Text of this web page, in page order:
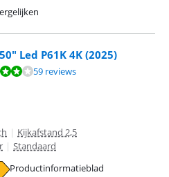
Led P61K 4K (2025)
op 59 reviews.
59 reviews
| Kijkafstand 2,5
| Standaard
Productinformatieblad